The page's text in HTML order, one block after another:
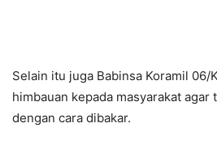
Selain itu juga Babinsa Koramil 06/
himbauan kepada masyarakat agar
dengan cara dibakar.